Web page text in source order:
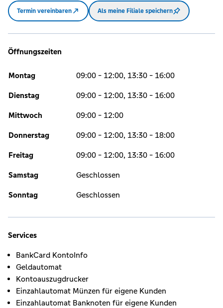
Termin vereinbaren Als meine Filiale speichern
Öffnungszeiten
Montag 09:00 - 12:00, 13:30 - 16:00
Dienstag 09:00 - 12:00, 13:30 - 16:00
Mittwoch 09:00 - 12:00
Donnerstag 09:00 - 12:00, 13:30 - 18:00
Freitag 09:00 - 12:00, 13:30 - 16:00
Samstag Geschlossen
Sonntag Geschlossen
Services
BankCard KontoInfo
Geldautomat
Kontoauszugdrucker
Einzahlautomat Münzen für eigene Kunden
Einzahlautomat Banknoten für eigene Kunden